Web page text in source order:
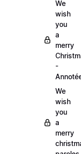
We
wish
you
a
merry
-
We
wish
you
a
merry